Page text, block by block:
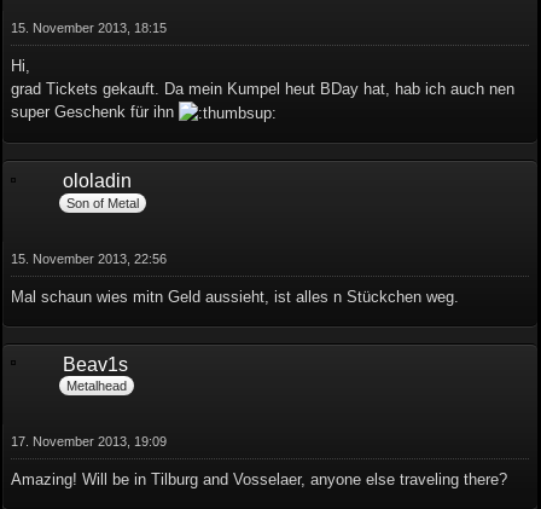
15. November 2013, 18:15
Hi,
grad Tickets gekauft. Da mein Kumpel heut BDay hat, hab ich auch nen
super Geschenk für ihn
ololadin
Son of Metal
15. November 2013, 22:56
Mal schaun wies mitn Geld aussieht, ist alles n Stückchen weg.
Beav1s
Metalhead
17. November 2013, 19:09
Amazing! Will be in Tilburg and Vosselaer, anyone else traveling there?